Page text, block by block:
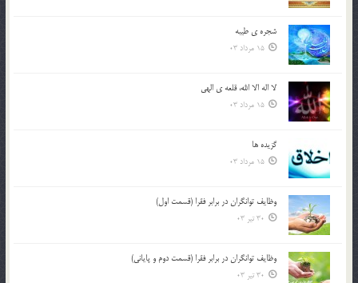
شجره ي طيبه
15 مرداد 03
لا اله الا الله، قلعه ي الهي
15 مرداد 03
گزيده ها
15 مرداد 03
وظایف توانگران در برابر فقرا (قسمت اول)
30 تیر 03
وظایف توانگران در برابر فقرا (قسمت دوم و پایانی)
30 تیر 03